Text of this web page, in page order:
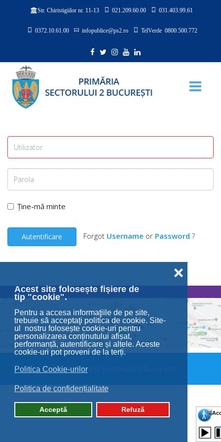
Acest site folosește fișiere de
tip "cookie".
Pentru a accesa informaţiile de pe site,
trebuie să acceptaţi politica de cookie. Site-
ul nostru folosește cookie-uri pentru
personalizarea conținutului afișat,
performanță, autentificare și altele. Aceste
cookie-uri pot proveni de la terți.
Politica Cookie-urilor
Politica de confidențialitate
Acceptă Refuză
❌
Str. Chiristigiilor nr. 11-13 021.209.60.00 031.403.99.61
0372.10.61.00 infopublice@ps2.ro TelVerde 0800.500.772
Ține-mă minte
Autentificare Forgot Username or Password ?
© 2026 Primăria Sectorului 2 București.